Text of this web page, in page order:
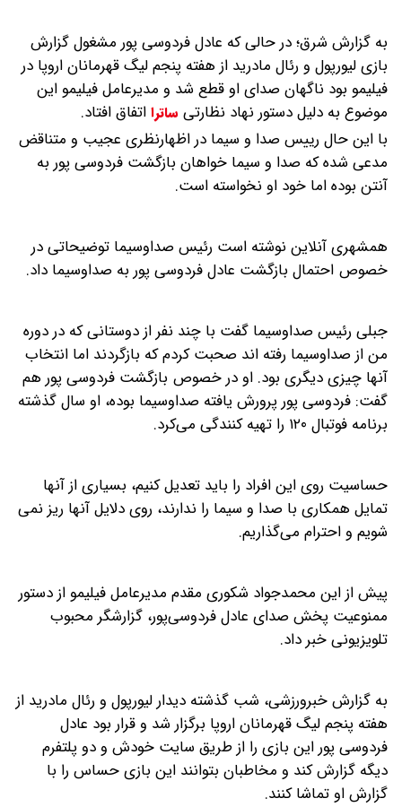
به گزارش شرق؛ در حالی که عادل فردوسی پور مشغول گزارش
بازی لیورپول و رئال مادرید از هفته پنجم لیگ قهرمانان اروپا در
فیلیمو بود ناگهان صدای او قطع شد و مدیرعامل فیلیمو این
موضوع به دلیل دستور نهاد نظارتی ساترا اتفاق افتاد.
با این حال رییس صدا و سیما در اظهارنظری عجیب و متناقض
مدعی شده که صدا و سیما خواهان بازگشت فردوسی پور به
آنتن بوده اما خود او نخواسته است.
همشهری آنلاین نوشته است رئیس صداوسیما توضیحاتی در
خصوص احتمال بازگشت عادل فردوسی پور به صداوسیما داد.
جبلی رئیس صداوسیما گفت با چند نفر از دوستانی که در دوره
من از صداوسیما رفته اند صحبت کردم که بازگردند اما انتخاب
آنها چیزی دیگری بود. او در خصوص بازگشت فردوسی پور هم
گفت: فردوسی پور پرورش یافته صداوسیما بوده، او سال گذشته
برنامه فوتبال ۱۲۰ را تهیه کنندگی می‌کرد.
حساسیت روی این افراد را باید تعدیل کنیم، بسیاری از آنها
تمایل همکاری با صدا و سیما را ندارند، روی دلایل آنها ریز نمی
شویم و احترام می‌گذاریم.
پیش از این محمدجواد شکوری مقدم مدیرعامل فیلیمو از دستور
ممنوعیت پخش صدای عادل فردوسی‌پور، گزارشگر محبوب
تلویزیونی خبر داد.
به گزارش خبرورزشی، شب گذشته دیدار لیورپول و رئال مادرید از
هفته پنجم لیگ قهرمانان اروپا برگزار شد و قرار بود عادل
فردوسی پور این بازی را از طریق سایت خودش و دو پلتفرم
دیگه گزارش کند و مخاطبان بتوانند این بازی حساس را با
گزارش او تماشا کنند.